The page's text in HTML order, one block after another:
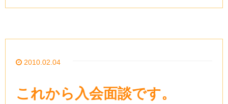
2010.02.04
これから入会面談です。